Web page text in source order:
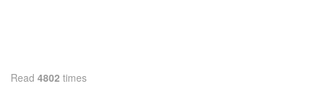
Read 4802 times